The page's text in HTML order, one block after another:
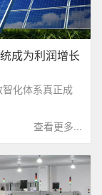
成为利润增长
化体系真正成
查看更多...